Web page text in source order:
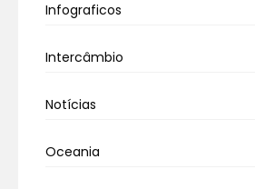
Infograficos
Intercâmbio
Notícias
Oceania